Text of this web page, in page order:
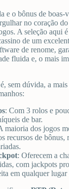
e o bônus de boas-
no coração
A seleção aqui
de um
de renome,
fluida e, o mais
é, sem dúvida, a
: Com 3 rolos e
de bar.
maioria dos jogos
recursos de bônus,
: Oferecem a
com jackpots
em qualquer lugar